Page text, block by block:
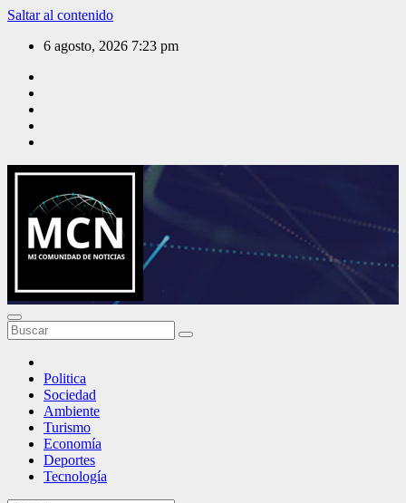
Saltar al contenido
6 agosto, 2026 7:23 pm
Mi Comunidad de Noticias
Politica
Sociedad
Ambiente
Turismo
Economía
Deportes
Tecnología